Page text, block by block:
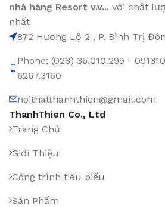
nhà hàng Resort v.v... với chất
nhất
872 Hương Lộ 2 , P. Bình Trị
Phone: (028) 36.010.299 -
6267.3160
noithatthanhthien@gmail.com
ThanhThien Co., Ltd
Trang Chủ
Giới Thiệu
Công trình tiêu biểu
Sản Phẩm